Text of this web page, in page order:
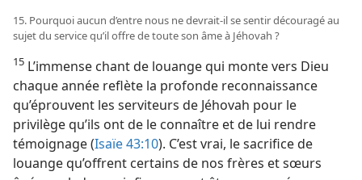
15. Pourquoi aucun d’entre nous ne devrait-​il se sentir découragé au
sujet du service qu’il offre de toute son âme à Jéhovah ?
15 L’immense chant de louange qui monte vers Dieu
chaque année reflète la profonde reconnaissance
qu’éprouvent les serviteurs de Jéhovah pour le
privilège qu’ils ont de le connaître et de lui rendre
témoignage (Isaïe 43:10). C’est vrai, le sacrifice de
louange qu’offrent certains de nos frères et sœurs